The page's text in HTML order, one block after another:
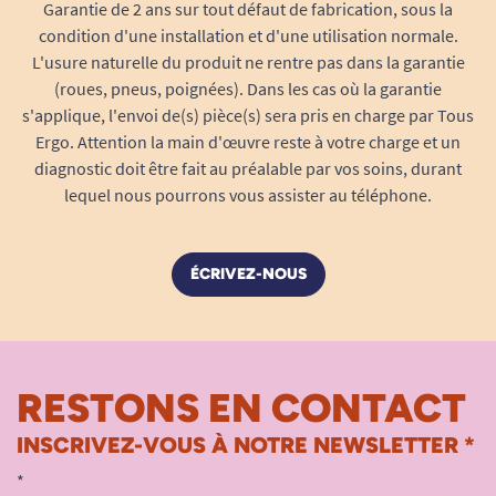
contrainte. L’espace libéré sous le drap favorise
la ventilation, limitant la transpiration et les
désagréments liés à l’humidité.
Sa structure ajourée permet un accès facile pour
l’aidant lors des soins, du change ou de la
toilette, tout en préservant la sécurité de la
personne.
Sécurité, fiabilité et simplicité
de mouvements durant la nuit
seul ou en complément d’autres aides
Pas de montage complexe, aucune fixation
Garantie de 2 ans sur tout défaut de fabrication, sous la
condition d'une installation et d'une utilisation normale.
L'usure naturelle du produit ne rentre pas dans la garantie
(roues, pneus, poignées). Dans les cas où la garantie
s'applique, l'envoi de(s) pièce(s) sera pris en charge par Tous
Ergo. Attention la main d'œuvre reste à votre charge et un
diagnostic doit être fait au préalable par vos soins, durant
lequel nous pourrons vous assister au téléphone.
ÉCRIVEZ-NOUS
RESTONS EN CONTACT
INSCRIVEZ-VOUS À NOTRE NEWSLETTER *
*